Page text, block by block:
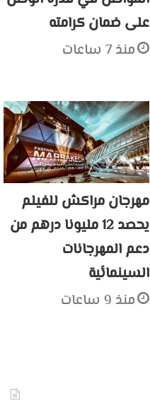
على ضمان كرامته
منذ 7 ساعات
مهرجان مراكش للفيلم
يحصد 12 مليونا درهم من
دعم المهرجانات
السينمائية
منذ 9 ساعات